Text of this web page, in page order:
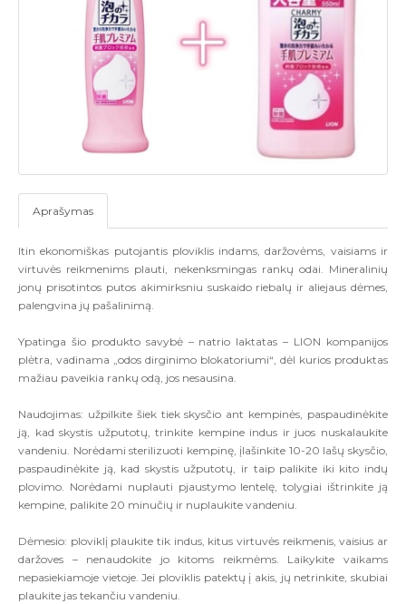
Aprašymas
Itin ekonomiškas putojantis ploviklis indams, daržovėms, vaisiams ir
virtuvės reikmenims plauti, nekenksmingas rankų odai. Mineralinių
jonų prisotintos putos akimirksniu suskaido riebalų ir aliejaus dėmes,
palengvina jų pašalinimą.
Ypatinga šio produkto savybė – natrio laktatas – LION kompanijos
plėtra, vadinama „odos dirginimo blokatoriumi“, dėl kurios produktas
mažiau paveikia rankų odą, jos nesausina.
Naudojimas: užpilkite šiek tiek skysčio ant kempinės, paspaudinėkite
ją, kad skystis užputotų, trinkite kempine indus ir juos nuskalaukite
vandeniu. Norėdami sterilizuoti kempinę, įlašinkite 10-20 lašų skysčio,
paspaudinėkite ją, kad skystis užputotų, ir taip palikite iki kito indų
plovimo. Norėdami nuplauti pjaustymo lentelę, tolygiai ištrinkite ją
kempine, palikite 20 minučių ir nuplaukite vandeniu.
Dėmesio: ploviklį plaukite tik indus, kitus virtuvės reikmenis, vaisius ar
daržoves – nenaudokite jo kitoms reikmėms. Laikykite vaikams
nepasiekiamoje vietoje. Jei ploviklis patektų į akis, jų netrinkite, skubiai
plaukite jas tekančiu vandeniu.